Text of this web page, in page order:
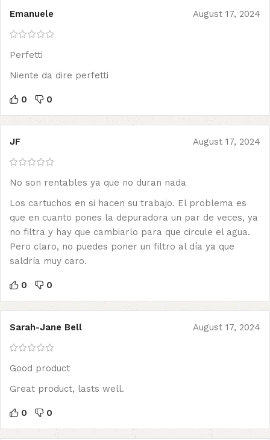
Emanuele August 17, 2024
Perfetti
Niente da dire perfetti
0 0
JF August 17, 2024
No son rentables ya que no duran nada
Los cartuchos en si hacen su trabajo. El problema es
que en cuanto pones la depuradora un par de veces, ya
no filtra y hay que cambiarlo para que circule el agua.
Pero claro, no puedes poner un filtro al día ya que
saldría muy caro.
0 0
Sarah-Jane Bell August 17, 2024
Good product
Great product, lasts well.
0 0